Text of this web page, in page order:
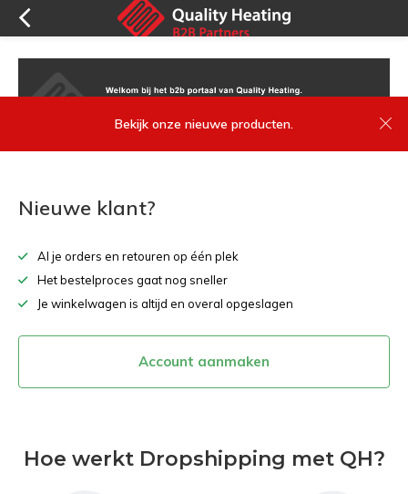
Bekijk onze nieuwe producten.
Nieuwe klant?
Al je orders en retouren op één plek
Het bestelproces gaat nog sneller
Je winkelwagen is altijd en overal opgeslagen
Account aanmaken
Hoe werkt Dropshipping met QH?